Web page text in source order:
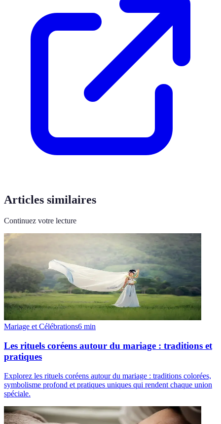
Articles similaires
Continuez votre lecture
Mariage et Célébrations6 min
Les rituels coréens autour du mariage : traditions et
pratiques
Explorez les rituels coréens autour du mariage : traditions colorées,
symbolisme profond et pratiques uniques qui rendent chaque union
spéciale.